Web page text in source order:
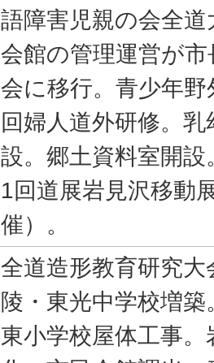
語障害児親の会全
会館の管理運営が
会に移行。青少年
回婦人道外研修。
設。郷土資料室開
1回道展岩見沢移動
催）。
全道造形教育研究
陵・東光中学校増
東小学校屋体工事